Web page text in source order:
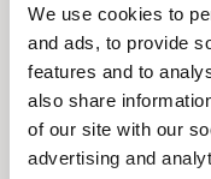
We use cookies to
and ads, to provide
features and to
also share
of our site with our
advertising and
Geltungsraum der
EU-Streitschlichtung
Die Europäische
Plattform zur Online-
bereit:
https://ec.europa.eu/